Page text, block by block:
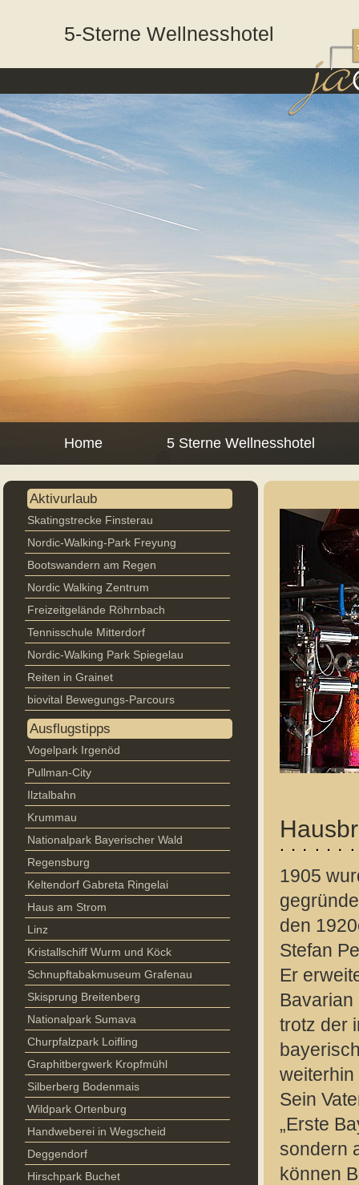
5-Sterne Wellnesshotel
Home 5 Sterne Wellnesshotel
Aktivurlaub
Skatingstrecke Finsterau
Nordic-Walking-Park Freyung
Bootswandern am Regen
Nordic Walking Zentrum
Freizeitgelände Röhrnbach
Tennisschule Mitterdorf
Nordic-Walking Park Spiegelau
Reiten in Grainet
biovital Bewegungs-Parcours
Ausflugstipps
Vogelpark Irgenöd
Pullman-City
Ilztalbahn
Krummau
Nationalpark Bayerischer Wald
Regensburg
Keltendorf Gabreta Ringelai
Haus am Strom
Linz
Kristallschiff Wurm und Köck
Schnupftabakmuseum Grafenau
Skisprung Breitenberg
Nationalpark Sumava
Churpfalzpark Loifling
Graphitbergwerk Kropfmühl
Silberberg Bodenmais
Wildpark Ortenburg
Handweberei in Wegscheid
Deggendorf
Hirschpark Buchet
1905
den
Stefan
Er
trotz der
weiterhin
Sein
„Erste
sondern
können